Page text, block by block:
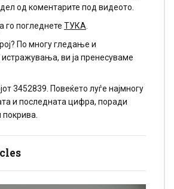
дел од коментарите под видеото.
го погледнете ТУКА
По многу гледање и
ви ја пренесуваме
3452839. Повеќето луѓе најмногу
и последната цифра, поради